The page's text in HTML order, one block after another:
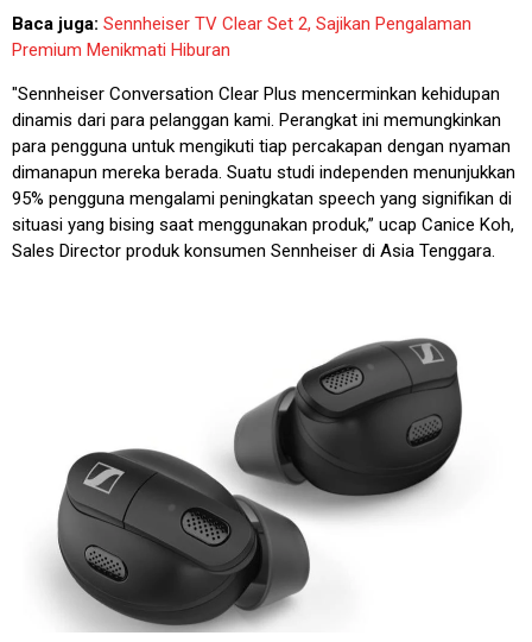
Baca juga: Sennheiser TV Clear Set 2, Sajikan Pengalaman
Premium Menikmati Hiburan
"Sennheiser Conversation Clear Plus mencerminkan kehidupan
dinamis dari para pelanggan kami. Perangkat ini memungkinkan
para pengguna untuk mengikuti tiap percakapan dengan nyaman
dimanapun mereka berada. Suatu studi independen menunjukkan
95% pengguna mengalami peningkatan speech yang signifikan di
situasi yang bising saat menggunakan produk,” ucap Canice Koh,
Sales Director produk konsumen Sennheiser di Asia Tenggara.